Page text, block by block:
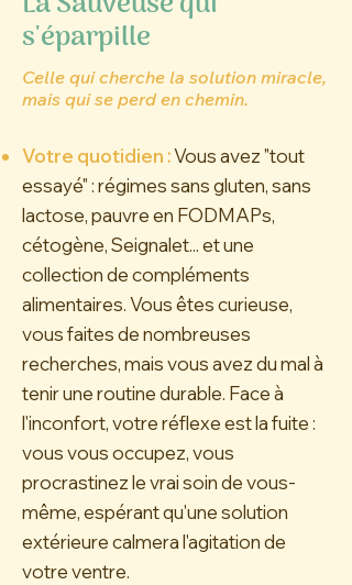
s'éparpille
Celle qui cherche la solution miracle,
mais qui se perd en chemin.
Votre quotidien:Vous avez "tout
essayé" : régimes sans gluten, sans
lactose, pauvre en FODMAPs,
cétogène, Seignalet... et une
collection de compléments
alimentaires. Vous êtes curieuse,
vous faites de nombreuses
recherches, mais vous avez du mal à
tenir une routine durable. Face à
l'inconfort, votre réflexe est la fuite :
vous vous occupez, vous
procrastinez le vrai soin de vous-
même, espérant qu'une solution
extérieure calmera l'agitation de
votre ventre.